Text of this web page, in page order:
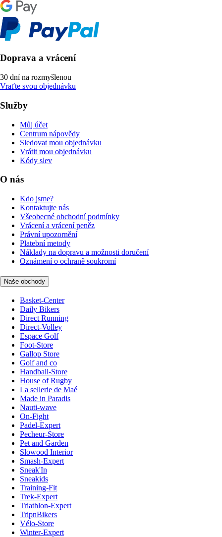
Doprava a vrácení
30 dní na rozmyšlenou
Vraťte svou objednávku
Služby
Můj účet
Centrum nápovědy
Sledovat mou objednávku
Vrátit mou objednávku
Kódy slev
O nás
Kdo jsme?
Kontaktujte nás
Všeobecné obchodní podmínky
Vrácení a vrácení peněz
Právní upozornění
Platební metody
Náklady na dopravu a možnosti doručení
Oznámení o ochraně soukromí
Naše obchody
Basket-Center
Daily Bikers
Direct Running
Direct-Volley
Espace Golf
Foot-Store
Gallop Store
Golf and co
Handball-Store
House of Rugby
La sellerie de Maé
Made in Paradis
Nauti-wave
On-Fight
Padel-Expert
Pecheur-Store
Pet and Garden
Slowood Interior
Smash-Expert
Sneak'In
Sneakids
Training-Fit
Trek-Expert
Triathlon-Expert
TripnBikers
Vélo-Store
Winter-Expert